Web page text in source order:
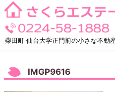
Skip
to
content
柴田町 仙台大学正門前の小さな不動
IMGP9616